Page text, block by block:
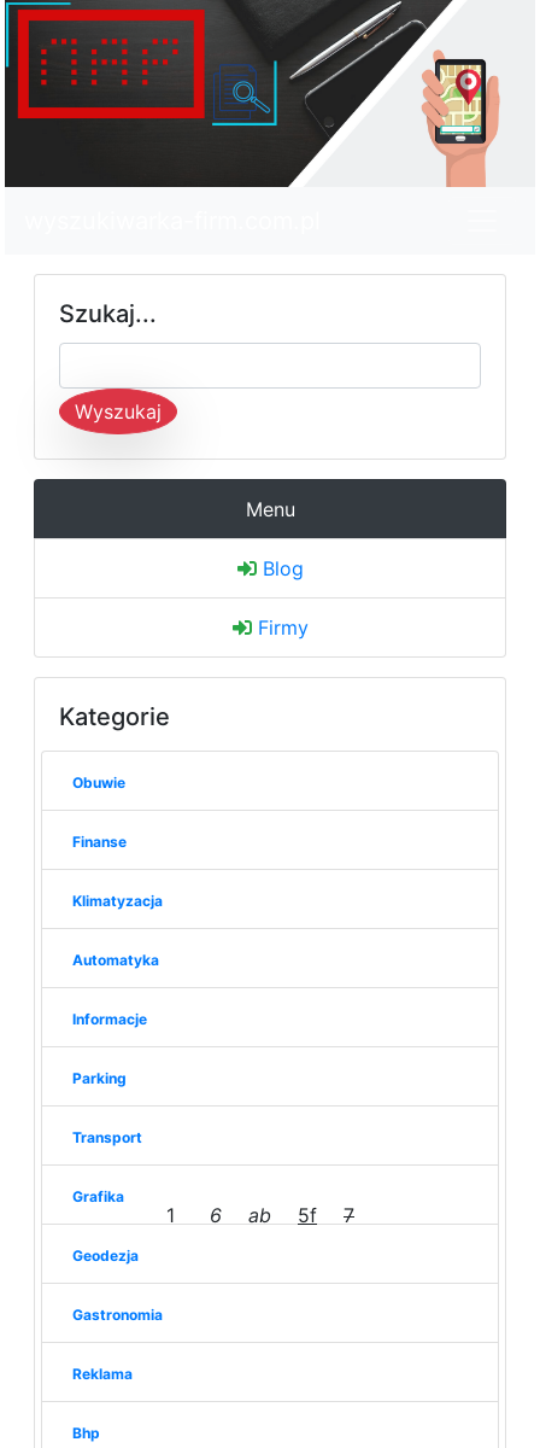
Szukaj...
Wyszukaj
Menu
Blog
Firmy
Kategorie
Obuwie
Finanse
Klimatyzacja
Automatyka
Informacje
Parking
Transport
Grafika
Geodezja
Gastronomia
Reklama
Bhp
1 6 ab 5f 7